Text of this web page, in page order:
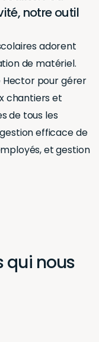
notre outil
adorent
de matériel.
Hector pour gérer
chantiers et
de tous les
efficace de
et gestion
qui nous